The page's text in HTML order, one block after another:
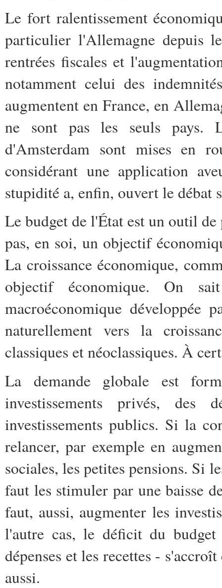
Le fort ralentissement
particulier l'Allemagne depuis
rentrées fiscales et
notamment celui des
augmentent en France, en
ne sont pas les seuls pays.
d'Amsterdam sont mises en
considérant une application
stupidité a, enfin, ouvert le débat
Le budget de l'État est un outil
pas, en soi, un objectif
La croissance économique,
objectif économique. On
macroéconomique développée
naturellement vers la
classiques et néoclassiques. À
La demande globale est
investissements privés, des
investissements publics. Si la
relancer, par exemple en
sociales, les petites pensions. Si
faut les stimuler par une baisse
faut, aussi, augmenter les
l'autre cas, le déficit du
dépenses et les recettes -
aussi.